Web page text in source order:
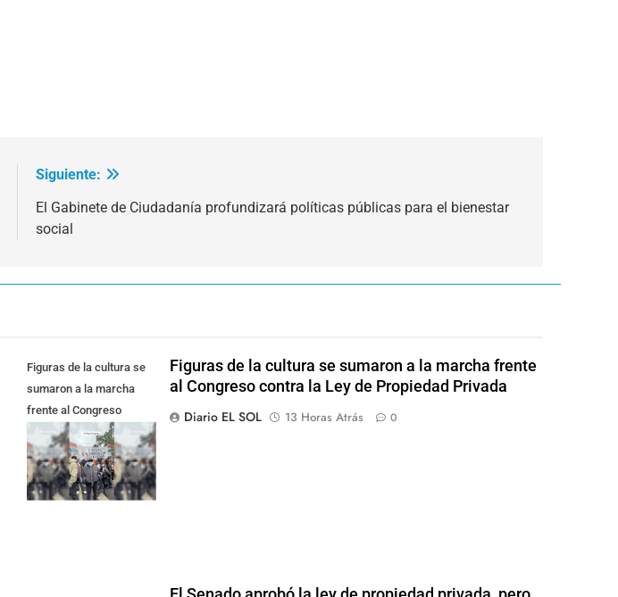
Siguiente:
El Gabinete de Ciudadanía profundizará políticas públicas para el bienestar
social
Figuras de la cultura se
sumaron a la marcha
frente al Congreso
contra la Ley de
Propiedad Privada
Figuras de la cultura se sumaron a la marcha frente
al Congreso contra la Ley de Propiedad Privada
Diario EL SOL
13 Horas Atrás 0